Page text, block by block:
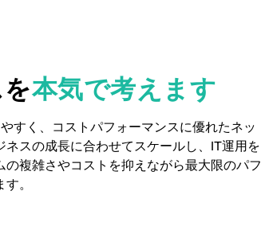
本気で考えます
すく、コストパフォーマンスに優れたネッ
スの成長に合わせてスケールし、IT運用を
複雑さやコストを抑えながら最大限のパフ
。